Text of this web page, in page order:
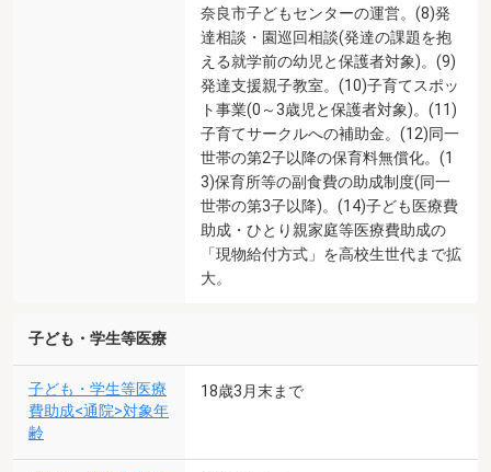
奈良市子どもセンターの運営。(8)発
達相談・園巡回相談(発達の課題を抱
える就学前の幼児と保護者対象)。(9)
発達支援親子教室。(10)子育てスポッ
ト事業(0～3歳児と保護者対象)。(11)
子育てサークルへの補助金。(12)同一
世帯の第2子以降の保育料無償化。(1
3)保育所等の副食費の助成制度(同一
世帯の第3子以降)。(14)子ども医療費
助成・ひとり親家庭等医療費助成の
「現物給付方式」を高校生世代まで拡
大。
子ども・学生等医療
子ども・学生等医療
費助成<通院>対象年
齢
18歳3月末まで